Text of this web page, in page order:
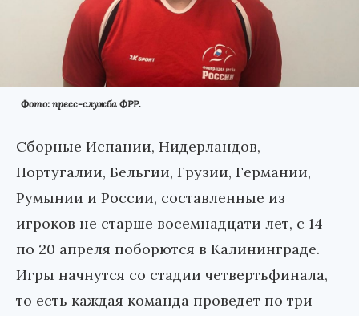
Фото: пресс-служба ФРР.
Сборные Испании, Нидерландов,
Португалии, Бельгии, Грузии, Германии,
Румынии и России, составленные из
игроков не старше восемнадцати лет, с 14
по 20 апреля поборются в Калининграде.
Игры начнутся со стадии четвертьфинала,
то есть каждая команда проведет по три